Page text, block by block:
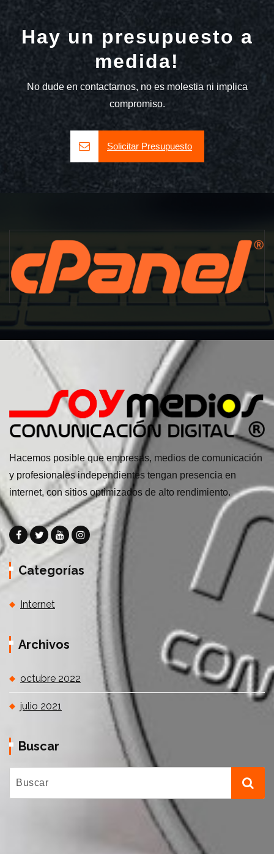
Hay un presupuesto a
medida!
No dude en contactarnos, no es molestia ni implica
compromiso.
Solicitar Presupuesto
Hacemos posible que empresas, medios de comunicación
y profesionales independientes tengan presencia en
internet, con sitios optimizados de alto rendimiento.
Categorías
Internet
Archivos
octubre 2022
julio 2021
Buscar